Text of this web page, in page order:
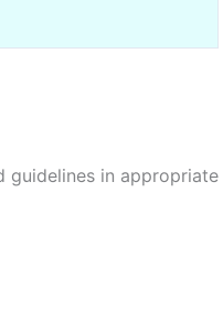
guidelines in appropriate